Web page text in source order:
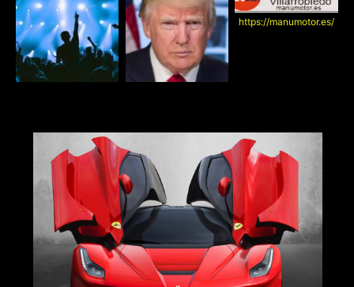
https://manumotor.es/